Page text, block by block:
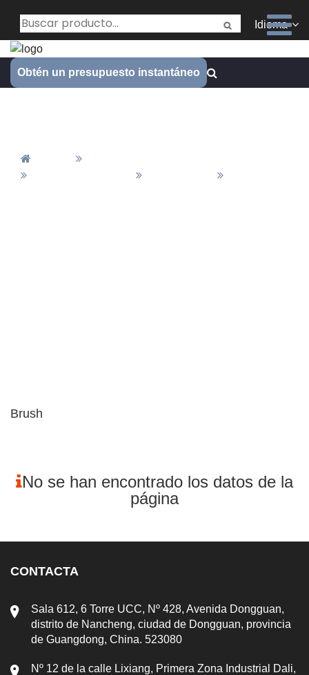
Idioma
Obtén un presupuesto instantáneo
Brush
No se han encontrado los datos de la
página
CONTACTA
Sala 612, 6 Torre UCC, Nº 428, Avenida Dongguan,
distrito de Nancheng, ciudad de Dongguan, provincia
de Guangdong, China. 523080
Nº 12 de la calle Lixiang, Primera Zona Industrial Dali,